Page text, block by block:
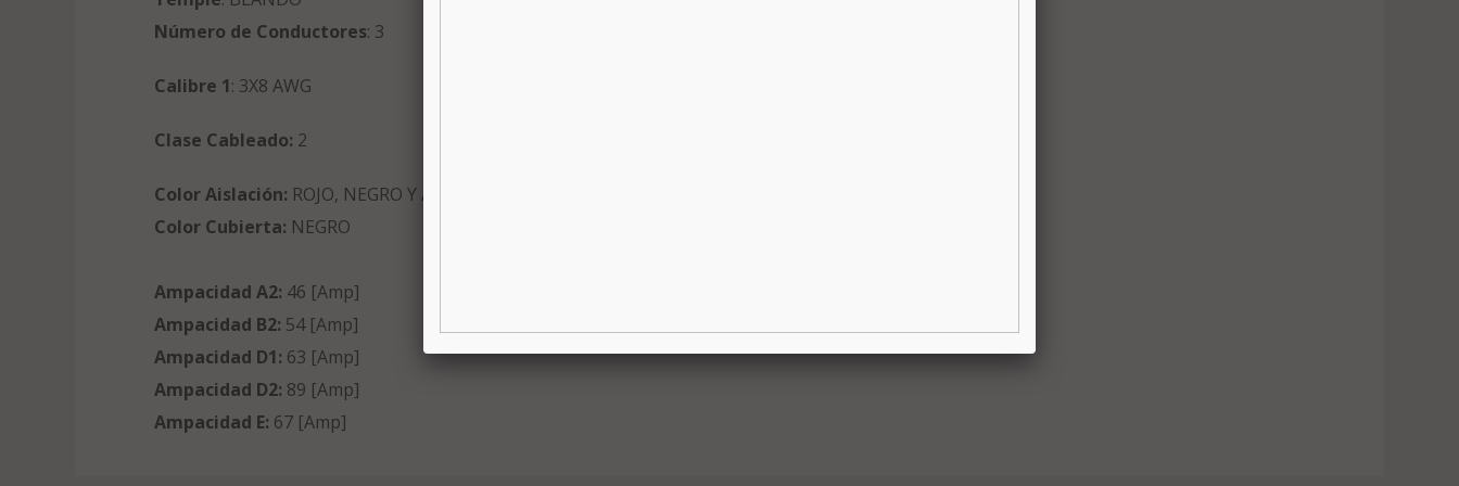
Número de Conductores: 3
Calibre 1: 3X8 AWG
Clase Cableado: 2
Color Aislación: ROJO, NEGRO Y AZUL
Color Cubierta: NEGRO
Ampacidad A2: 46 [Amp]
Ampacidad B2: 54 [Amp]
Ampacidad D1: 63 [Amp]
Ampacidad D2: 89 [Amp]
Ampacidad E: 67 [Amp]